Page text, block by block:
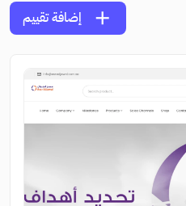
add إضافة تقييم